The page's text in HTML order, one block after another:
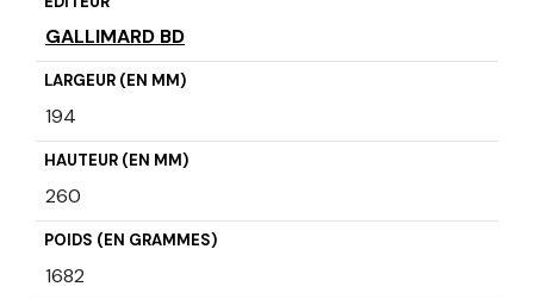
GALLIMARD BD
LARGEUR (EN MM)
194
HAUTEUR (EN MM)
260
POIDS (EN GRAMMES)
1682